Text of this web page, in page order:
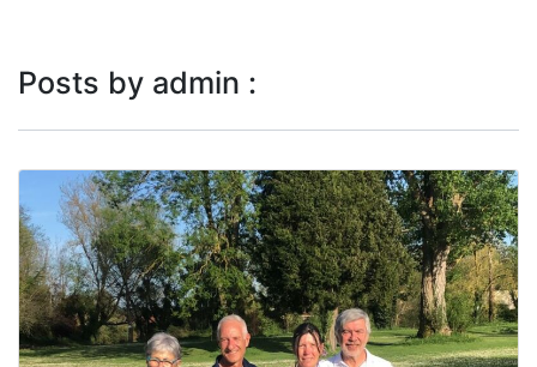
Posts by admin :